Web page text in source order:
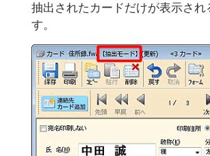
抽出されたカードだけが表示され
す。